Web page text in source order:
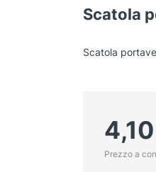
Scatola
Scatola
4,10
Prezzo a